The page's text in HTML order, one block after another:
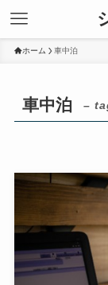
ホーム 車中泊
車中泊 –